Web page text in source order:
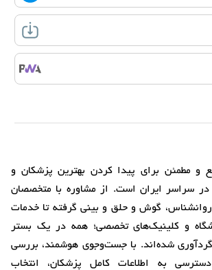
و مطمئن برای پیدا کردن بهترین پزشکان و
در سراسر ایران است. از مشاوره با متخصصان
گوش و حلق و بینی گرفته تا خدمات
و کلینیک‌های تخصصی؛ همه در یک بستر
گردآوری شده‌اند. با جست‌وجوی هوشمند، بررسی
به اطلاعات کامل پزشکان، انتخاب